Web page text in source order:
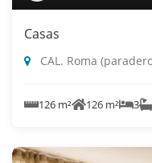
Casas
CAL. Roma (paradero
126 m² 126 m² 3